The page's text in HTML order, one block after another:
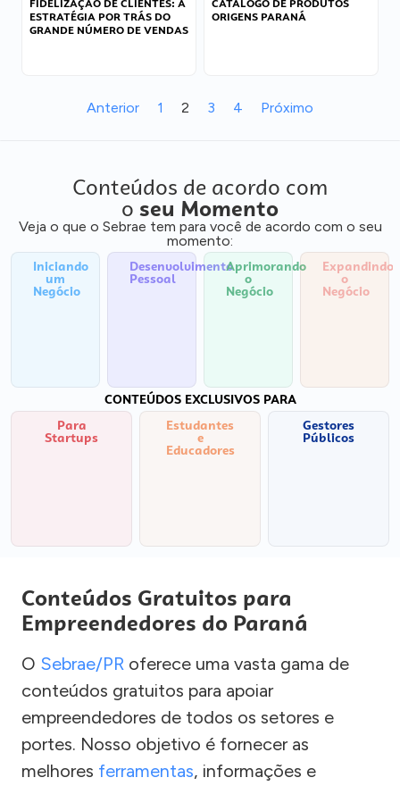
FIDELIZAÇÃO DE CLIENTES: A
ESTRATÉGIA POR TRÁS DO
GRANDE NÚMERO DE VENDAS
CATÁLOGO DE PRODUTOS
ORIGENS PARANÁ
Anterior 1 2 3 4 Próximo
Conteúdos de acordo com
o seu Momento
Veja o que o Sebrae tem para você de acordo com o seu
momento:
Iniciando
um
Negócio
Desenvolvimento
Pessoal
Aprimorando
o
Negócio
Expandindo
o
Negócio
CONTEÚDOS EXCLUSIVOS PARA
Para
Startups
Estudantes
e
Educadores
Gestores
Públicos
Conteúdos Gratuitos para
Empreendedores do Paraná
O Sebrae/PR oferece uma vasta gama de
conteúdos gratuitos para apoiar
empreendedores de todos os setores e
portes. Nosso objetivo é fornecer as
melhores ferramentas, informações e